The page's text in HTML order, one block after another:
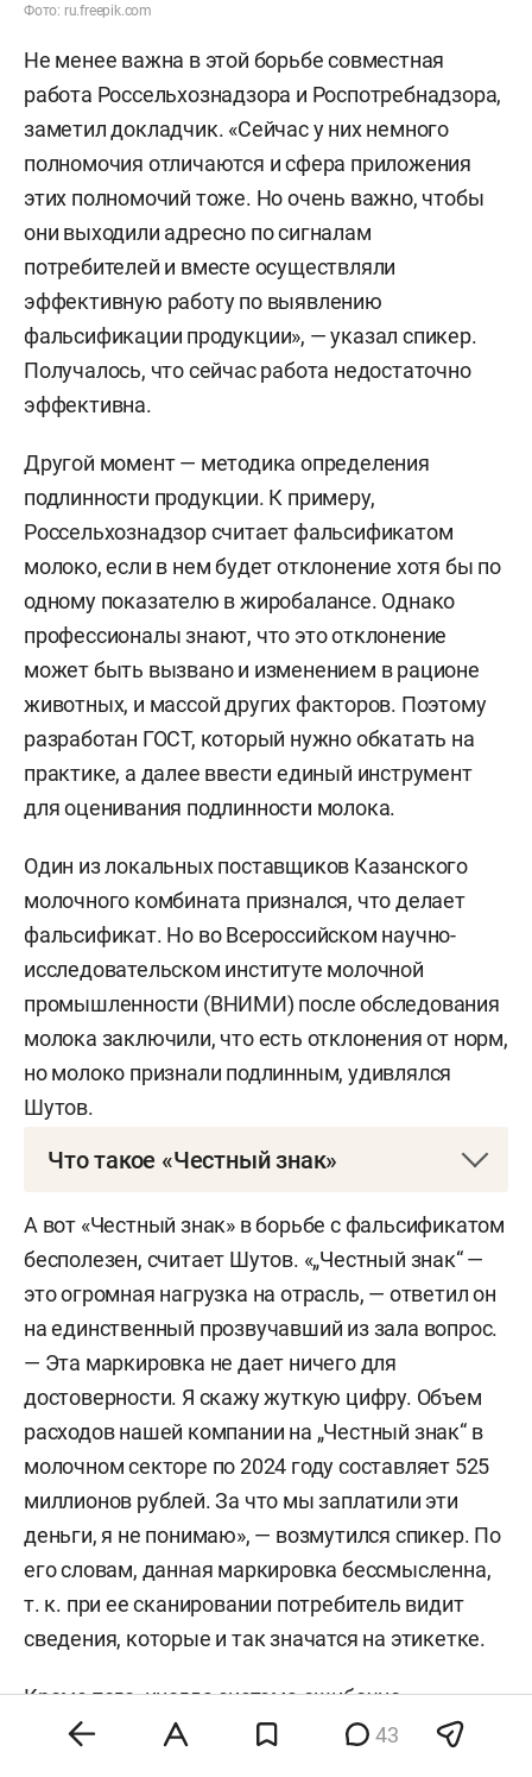
Фото: ru.freepik.com
Не менее важна в этой борьбе совместная
работа Россельхознадзора и Роспотребнадзора,
заметил докладчик. «Сейчас у них немного
полномочия отличаются и сфера приложения
этих полномочий тоже. Но очень важно, чтобы
они выходили адресно по сигналам
потребителей и вместе осуществляли
эффективную работу по выявлению
фальсификации продукции», — указал спикер.
Получалось, что сейчас работа недостаточно
эффективна.
Другой момент — методика определения
подлинности продукции. К примеру,
Россельхознадзор считает фальсификатом
молоко, если в нем будет отклонение хотя бы по
одному показателю в жиробалансе. Однако
профессионалы знают, что это отклонение
может быть вызвано и изменением в рационе
животных, и массой других факторов. Поэтому
разработан ГОСТ, который нужно обкатать на
практике, а далее ввести единый инструмент
для оценивания подлинности молока.
Один из локальных поставщиков Казанского
молочного комбината признался, что делает
фальсификат. Но во Всероссийском научно-
исследовательском институте молочной
промышленности (ВНИМИ) после обследования
молока заключили, что есть отклонения от норм,
но молоко признали подлинным, удивлялся
Шутов.
Что такое «Честный знак»
система цифровой маркировки и прослеживания
товаров. Она была введена в эксплуатацию в
2019 году для
борьбы с контрафактной
продукцией и повышения прозрачности на
рынке. Система предполагает наличие
уникального кода на каждом товаре. Сканируя
его, можно узнать, откуда этот товар, где и
когда он был произведен, а главное, легален ли
А вот «Честный знак» в борьбе с фальсификатом
бесполезен, считает Шутов. «„Честный знак“ —
это огромная нагрузка на отрасль, — ответил он
на единственный прозвучавший из зала вопрос.
— Эта маркировка не дает ничего для
достоверности. Я скажу жуткую цифру. Объем
расходов нашей компании на „Честный знак“ в
молочном секторе по 2024 году составляет 525
миллионов рублей. За что мы заплатили эти
деньги, я не понимаю», — возмутился спикер. По
его словам, данная маркировка бессмысленна,
т. к. при ее сканировании потребитель видит
сведения, которые и так значатся на этикетке.
Кроме того, иногда система ошибочно
подтягивает информацию о закупленных
43